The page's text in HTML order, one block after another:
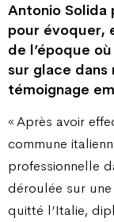
Antonio Solida
pour évoquer,
de l’époque
sur glace dans
témoignage
« Après avoir
commune
professionnelle
déroulée sur
quitté l’Italie,